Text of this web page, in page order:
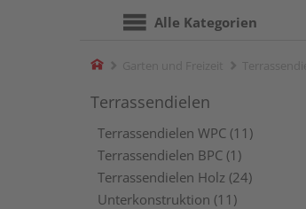
Alle Kategorien
Home
Terrassendielen
Terrassendielen WPC (11)
Terrassendielen BPC (1)
Terrassendielen Holz (24)
Unterkonstruktion (11)